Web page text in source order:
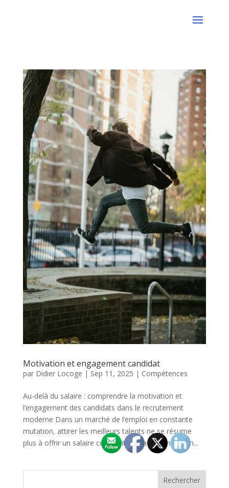
Motivation et engagement candidat
par Didier Locoge | Sep 11, 2025 | Compétences
Au-delà du salaire : comprendre la motivation et
l’engagement des candidats dans le recrutement
moderne Dans un marché de l’emploi en constante
mutation, attirer les meilleurs talents ne se résume
plus à offrir un salaire compétitif. Si la rémunération...